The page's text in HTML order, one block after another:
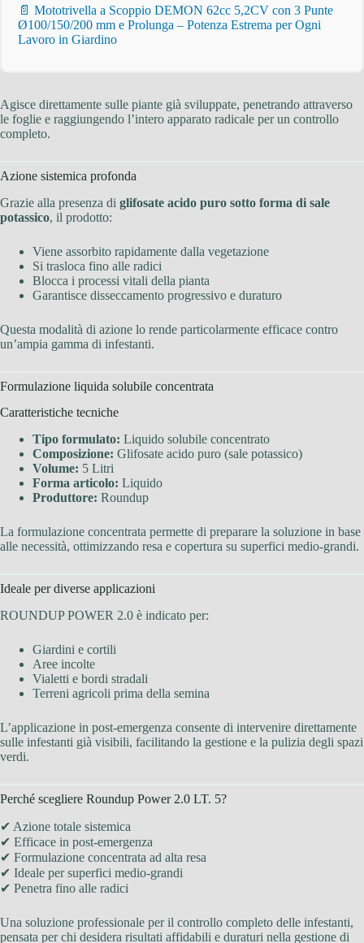
📄 Mototrivella a Scoppio DEMON 62cc 5,2CV con 3 Punte
Ø100/150/200 mm e Prolunga – Potenza Estrema per Ogni
Lavoro in Giardino
Agisce direttamente sulle piante già sviluppate, penetrando attraverso
le foglie e raggiungendo l’intero apparato radicale per un controllo
completo.
Azione sistemica profonda
Grazie alla presenza di glifosate acido puro sotto forma di sale
potassico, il prodotto:
Viene assorbito rapidamente dalla vegetazione
Si trasloca fino alle radici
Blocca i processi vitali della pianta
Garantisce disseccamento progressivo e duraturo
Questa modalità di azione lo rende particolarmente efficace contro
un’ampia gamma di infestanti.
Formulazione liquida solubile concentrata
Caratteristiche tecniche
Tipo formulato: Liquido solubile concentrato
Composizione: Glifosate acido puro (sale potassico)
Volume: 5 Litri
Forma articolo: Liquido
Produttore: Roundup
La formulazione concentrata permette di preparare la soluzione in base
alle necessità, ottimizzando resa e copertura su superfici medio-grandi.
Ideale per diverse applicazioni
ROUNDUP POWER 2.0 è indicato per:
Giardini e cortili
Aree incolte
Vialetti e bordi stradali
Terreni agricoli prima della semina
L’applicazione in post-emergenza consente di intervenire direttamente
sulle infestanti già visibili, facilitando la gestione e la pulizia degli spazi
verdi.
Perché scegliere Roundup Power 2.0 LT. 5?
✔ Azione totale sistemica
✔ Efficace in post-emergenza
✔ Formulazione concentrata ad alta resa
✔ Ideale per superfici medio-grandi
✔ Penetra fino alle radici
Una soluzione professionale per il controllo completo delle infestanti,
pensata per chi desidera risultati affidabili e duraturi nella gestione di